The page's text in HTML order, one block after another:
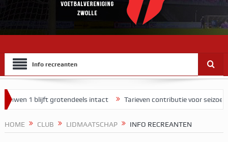
Info recreanten
1 blijft grotendeels intact Tarieven contributie voor seizoen
HOME CLUB LIDMAATSCHAP INFO RECREANTEN